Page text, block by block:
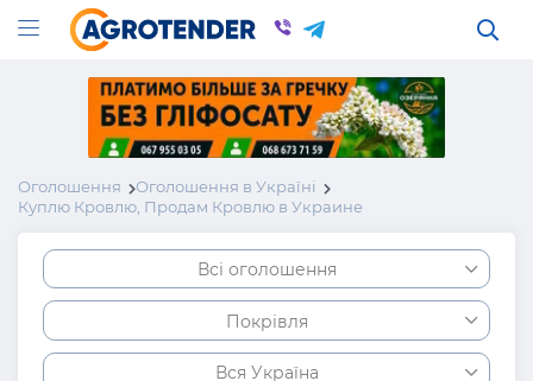
Оголошення
Оголошення в Україні
Куплю Кровлю, Продам Кровлю в Украине
Всі оголошення
Покрівля
Вся Україна